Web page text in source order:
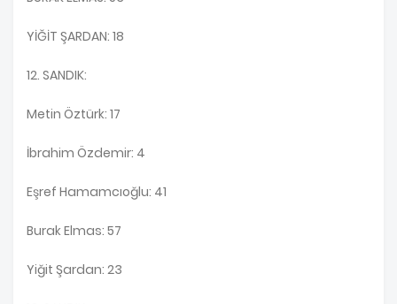
YİĞİT ŞARDAN: 18
12. SANDIK:
Metin Öztürk: 17
İbrahim Özdemir: 4
Eşref Hamamcıoğlu: 41
Burak Elmas: 57
Yiğit Şardan: 23